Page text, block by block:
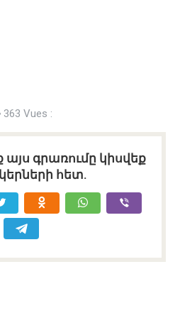
363 Vues :
գրառումը կիսվեք
հետ.